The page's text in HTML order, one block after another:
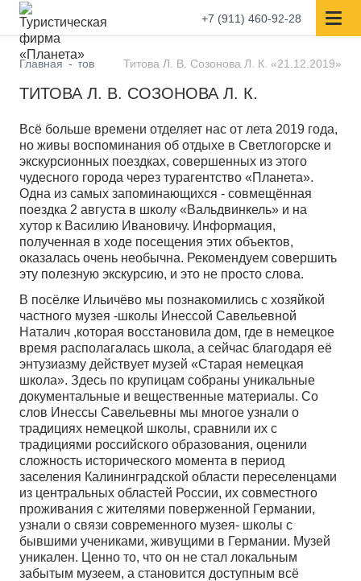
+7 (911) 460-92-28
Главная
Отзывы туристов Титова Л. В. Созонова Л. К. «21.12.2019»
ТИТОВА Л. В. СОЗОНОВА Л. К.
Всё больше времени отделяет нас от лета 2019 года,
но живы воспоминания об отдыхе в Светлогорске и
экскурсионных поездках, совершенных из этого
чудесного города через турагентство «Планета».
Одна из самых запоминающихся - совмещённая
поездка 2 августа в школу «Вальдвинкель» и на
хутор к Василию Ивановичу. Информация,
полученная в ходе посещения этих объектов,
оказалась очень необычна. Рекомендуем совершить
эту полезную экскурсию, и это не просто слова.
В посёлке Ильичёво мы познакомились с хозяйкой
частного музея -школы Инессой Савельевной
Наталич ,которая восстановила дом, где в немецкое
время располагалась школа, а сейчас благодаря её
энтузиазму действует музей «Старая немецкая
школа». Здесь по крупицам собраны уникальные
документальные и вещественные материалы. Со
слов Инессы Савельевны мы многое узнали о
традициях немецкой школы, сравнили их с
традициями российского образования, оценили
сложность исторического момента в период
заселения Калининградской области переселенцами
из центральных областей России, их совместного
проживания с жителями поверженной Германии,
узнали о связи современного музея- школы с
бывшими учениками, живущими в Германии. Музей
уникален. Ценно то, что он не стал локальным
забытым музеем, а становится доступным всё